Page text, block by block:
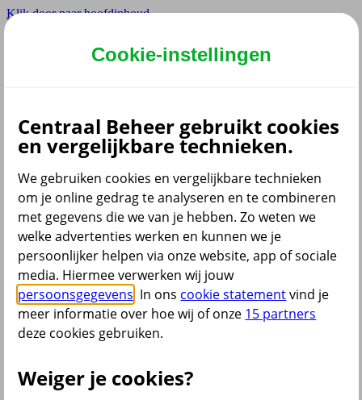
Klik door naar hoofdinhoud
Hoofdmenu navigatie
Adviseur
Partner
Dyslexie lettertype
Aan / Uit
Cookies aanpassen
CoBrowsing
Start
Cookie-instellingen
Centraal Beheer gebruikt cookies
en vergelijkbare technieken.
We gebruiken cookies en vergelijkbare technieken
om je online gedrag te analyseren en te combineren
met gegevens die we van je hebben. Zo weten we
welke advertenties werken en kunnen we je
persoonlijker helpen via onze website, app of sociale
media. Hiermee verwerken wij jouw
persoonsgegevens . In ons cookie statementvind je
meer informatie over hoe wij of onze 15 partners
deze cookies gebruiken.
Weiger je cookies?